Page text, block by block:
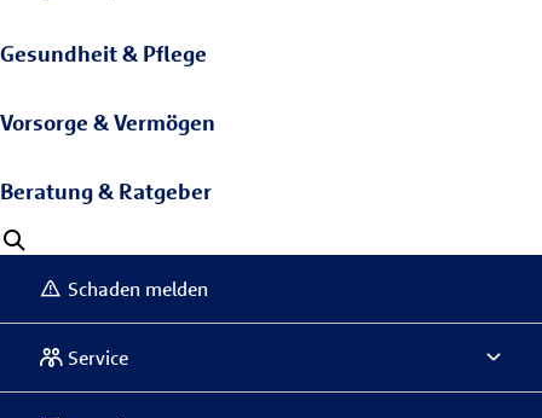
Gesundheit & Pflege
Vorsorge & Vermögen
Beratung & Ratgeber
Schaden melden
Service